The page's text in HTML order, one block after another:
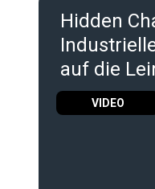
Hidden
auf die
VIDEO